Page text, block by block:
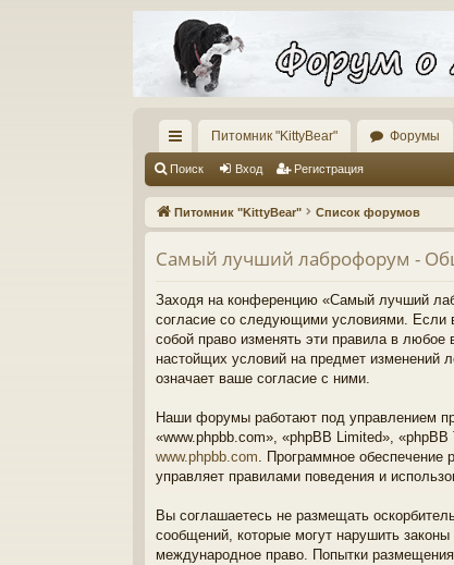
с
ы
лк
и
Питомник "KittyBear" Форумы
Поиск Вход Регистрация
Питомник "KittyBear" Список форумов
Самый лучший лаброфорум -
Заходя на конференцию «Самый лучший
согласие со следующими условиями. Если
собой право изменять эти правила в
настойщих условий на предмет изменений
означает ваше согласие с ними.
Наши форумы работают под управлением
«www.phpbb.com», «phpBB Limited»,
www.phpbb.com. Программное обеспечение
управляет правилами поведения и
Вы соглашаетесь не размещать
сообщений, которые могут нарушить
международное право. Попытки